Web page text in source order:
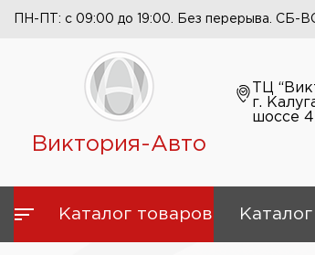
ПН-ПТ: с 09:00 до 19:00. Без перерыва. СБ-
Виктория-Авто
ТЦ
г.
шоссе
Каталог товаров